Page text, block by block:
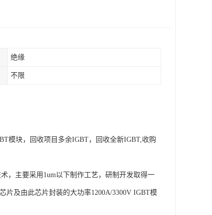
绝缘
不限
模块，回收项目多余IGBT，回收全新IGBT,收购
，主要采用1um以下制作工艺，研制开发取得一
片及由此芯片封装的大功率1200A/3300V IGBT模